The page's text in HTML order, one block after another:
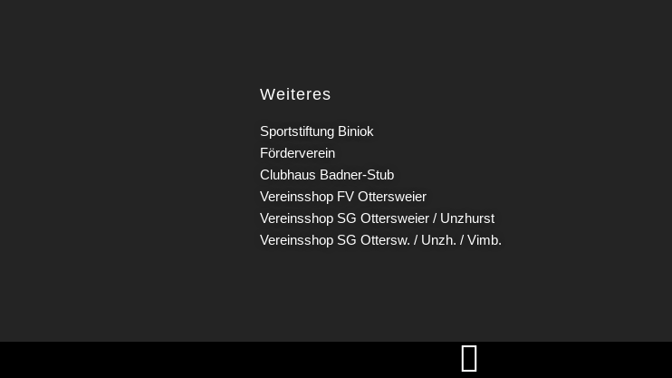
Weiteres
Sportstiftung Biniok
Förderverein
Clubhaus Badner-Stub
Vereinsshop FV Ottersweier
Vereinsshop SG Ottersweier / Unzhurst
Vereinsshop SG Ottersw. / Unzh. / Vimb.